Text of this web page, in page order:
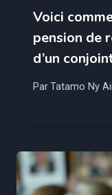
Voici
pension de
d’un
ParTatamo Ny